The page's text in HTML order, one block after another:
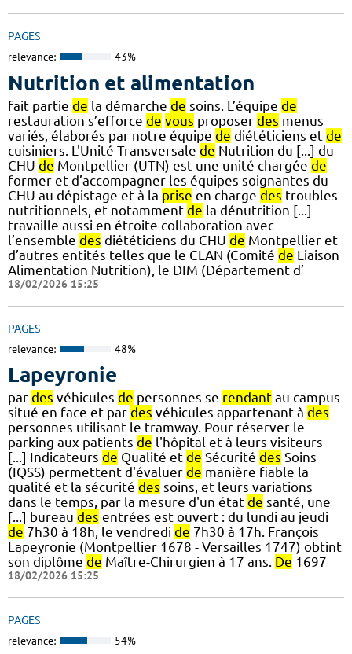
PAGES
relevance: 43%
Nutrition et alimentation
fait partie de la démarche de soins. L’équipe de
restauration s’efforce de vous proposer des menus
variés, élaborés par notre équipe de diététiciens et de
cuisiniers. L'Unité Transversale de Nutrition du [...] du
CHU de Montpellier (UTN) est une unité chargée de
former et d’accompagner les équipes soignantes du
CHU au dépistage et à la prise en charge des troubles
nutritionnels, et notamment de la dénutrition [...]
travaille aussi en étroite collaboration avec
l’ensemble des diététiciens du CHU de Montpellier et
d’autres entités telles que le CLAN (Comité de Liaison
Alimentation Nutrition), le DIM (Département d’
18/02/2026 15:25
PAGES
relevance: 48%
Lapeyronie
par des véhicules de personnes se rendant au campus
situé en face et par des véhicules appartenant à des
personnes utilisant le tramway. Pour réserver le
parking aux patients de l'hôpital et à leurs visiteurs
[...] Indicateurs de Qualité et de Sécurité des Soins
(IQSS) permettent d'évaluer de manière fiable la
qualité et la sécurité des soins, et leurs variations
dans le temps, par la mesure d'un état de santé, une
[...] bureau des entrées est ouvert : du lundi au jeudi
de 7h30 à 18h, le vendredi de 7h30 à 17h. François
Lapeyronie (Montpellier 1678 - Versailles 1747) obtint
son diplôme de Maître-Chirurgien à 17 ans. De 1697
18/02/2026 15:25
PAGES
relevance: 54%